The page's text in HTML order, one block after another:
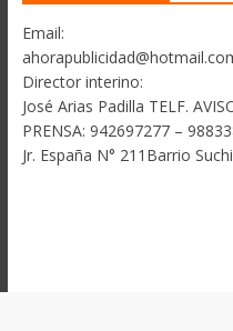
Email:
Director interino:
José Arias Padilla TELF.
PRENSA: 942697277 –
Jr. España N° 211Barrio